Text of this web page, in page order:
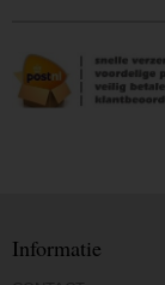
Informatie